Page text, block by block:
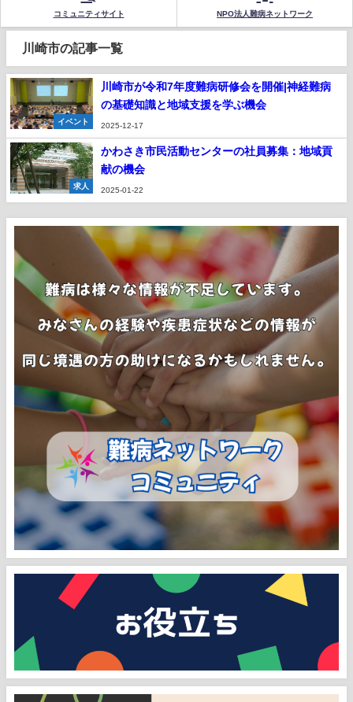
コミュニティサイト NPO法人難病ネットワーク
川崎市の記事一覧
イベント
川崎市が令和7年度難病研修会を開催|神経難病
の基礎知識と地域支援を学ぶ機会
2025-12-17
求人
かわさき市民活動センターの社員募集：地域貢
献の機会
2025-01-22